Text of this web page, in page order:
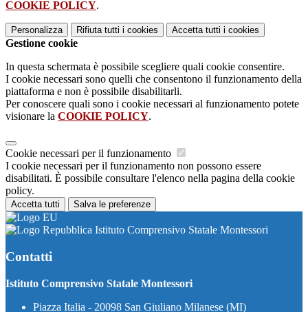
COOKIE POLICY.
Personalizza Rifiuta tutti i cookies Accetta tutti i cookies
Gestione cookie
In questa schermata è possibile scegliere quali cookie consentire.
I cookie necessari sono quelli che consentono il funzionamento della
piattaforma e non è possibile disabilitarli.
Per conoscere quali sono i cookie necessari al funzionamento potete
visionare la COOKIE POLICY.
Cookie necessari per il funzionamento
I cookie necessari per il funzionamento non possono essere
disabilitati. È possibile consultare l'elenco nella pagina della cookie
policy.
Accetta tutti Salva le preferenze
Istituto Comprensivo Statale Montessori
Contatti
Istituto Comprensivo Statale Montessori
Piazza Italia - 20098 San Giuliano Milanese (MI)